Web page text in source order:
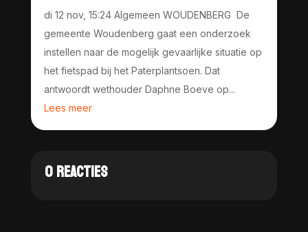
di 12 nov, 15:24 Algemeen WOUDENBERG De
gemeente Woudenberg gaat een onderzoek
instellen naar de mogelijk gevaarlijke situatie op
het fietspad bij het Paterplantsoen. Dat
antwoordt wethouder Daphne Boeve op...
Lees meer
0 REACTIES